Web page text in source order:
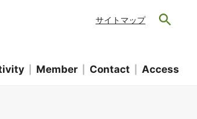
サイトマップ
Member Contact Access